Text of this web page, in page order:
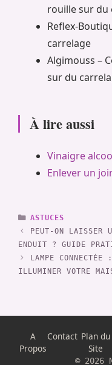
rouille sur du
Reflex-
carrelage
Algimouss –
sur du
À lire aussi
Vinaigre
Enlever un
CATÉGORIES
ASTUCES
PEUT-ON LAISSER
ENDUIT ? GUIDE
LAMPE CONNECTÉE
ILLUMINER VOTRE
A
Propos
Contact Plan du
Site
© 2026